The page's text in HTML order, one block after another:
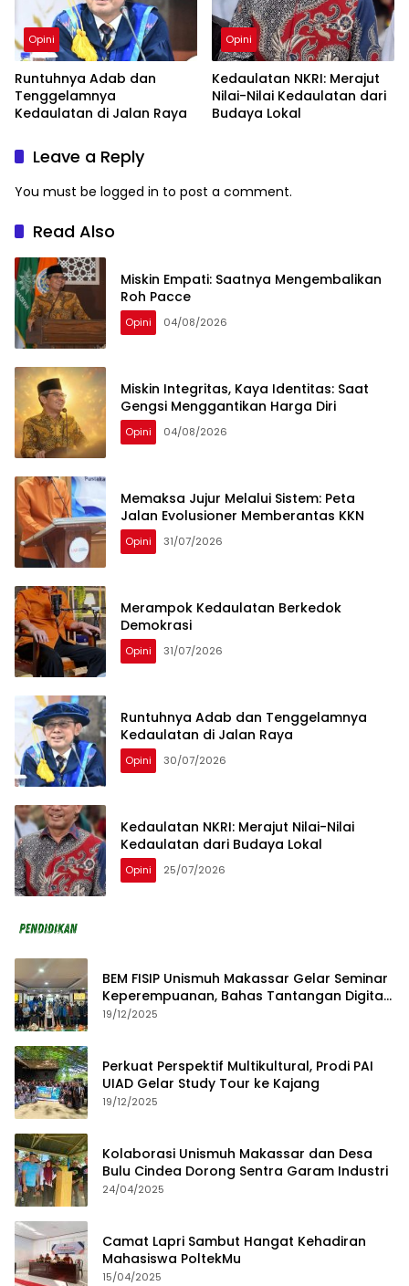
Opini
Runtuhnya Adab dan
Tenggelamnya
Kedaulatan di Jalan Raya
Opini
Kedaulatan NKRI: Merajut
Nilai-Nilai Kedaulatan dari
Budaya Lokal
Leave a Reply
You must be logged in to post a comment.
Read Also
Miskin Empati: Saatnya Mengembalikan
Roh Pacce
Opini 04/08/2026
Miskin Integritas, Kaya Identitas: Saat
Gengsi Menggantikan Harga Diri
Opini 04/08/2026
Memaksa Jujur Melalui Sistem: Peta
Jalan Evolusioner Memberantas KKN
Opini 31/07/2026
Merampok Kedaulatan Berkedok
Demokrasi
Opini 31/07/2026
Runtuhnya Adab dan Tenggelamnya
Kedaulatan di Jalan Raya
Opini 30/07/2026
Kedaulatan NKRI: Merajut Nilai-Nilai
Kedaulatan dari Budaya Lokal
Opini 25/07/2026
BEM FISIP Unismuh Makassar Gelar Seminar
Keperempuanan, Bahas Tantangan Digital
dan Budaya Lokal
19/12/2025
Perkuat Perspektif Multikultural, Prodi PAI
UIAD Gelar Study Tour ke Kajang
19/12/2025
Kolaborasi Unismuh Makassar dan Desa
Bulu Cindea Dorong Sentra Garam Industri
24/04/2025
Camat Lapri Sambut Hangat Kehadiran
Mahasiswa PoltekMu
15/04/2025